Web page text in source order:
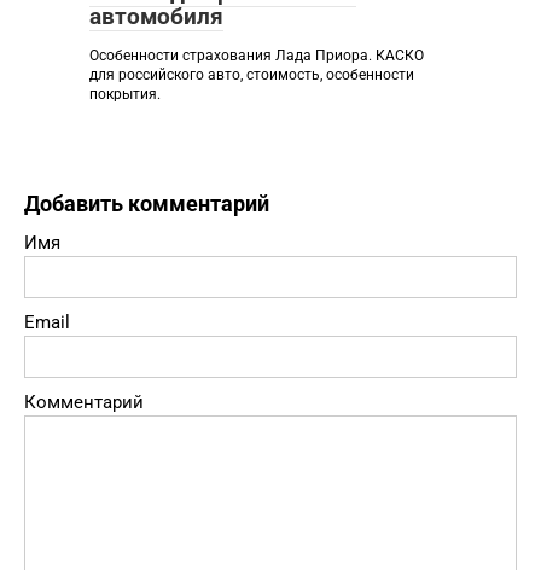
автомобиля
Особенности страхования Лада Приора. КАСКО
для российского авто, стоимость, особенности
покрытия.
Добавить комментарий
Имя
Email
Комментарий